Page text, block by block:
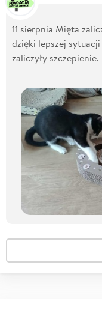
11 sierpnia Mięta
dzięki lepszej
zaliczyły